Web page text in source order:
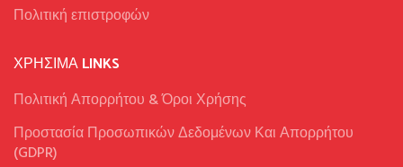
Πολιτική επιστροφών
ΧΡΉΣΙΜΑ LINKS
Πολιτική Απορρήτου & Όροι Χρήσης
Προστασία Προσωπικών Δεδομένων Και Απορρήτου
(GDPR)